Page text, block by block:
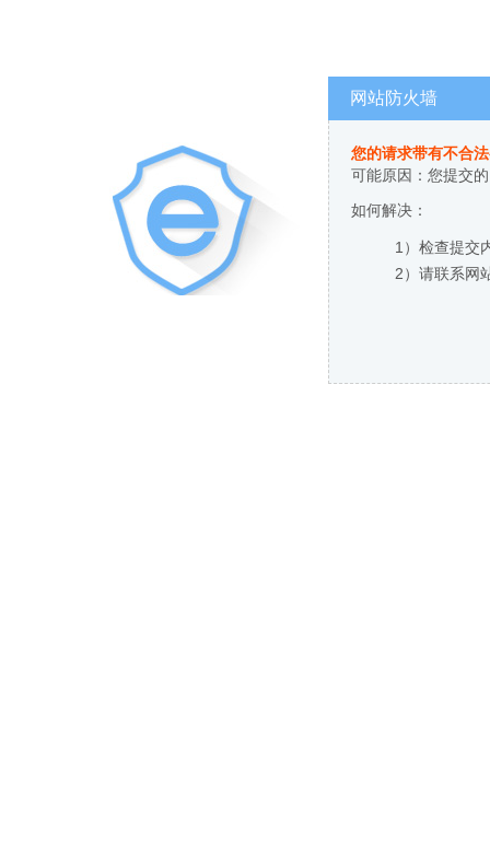
网站防火墙
您的请求带有不合
可能原因：您提交
如何解决：
1）检查提交
2）请联系网